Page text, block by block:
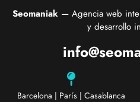
Seomaniak— Agencia web
y desarrollo
Barcelona | París | Casablanca